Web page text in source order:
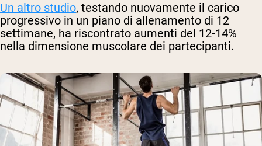
Un altro studio, testando nuovamente il carico
progressivo in un piano di allenamento di 12
settimane, ha riscontrato aumenti del 12-14%
nella dimensione muscolare dei partecipanti.